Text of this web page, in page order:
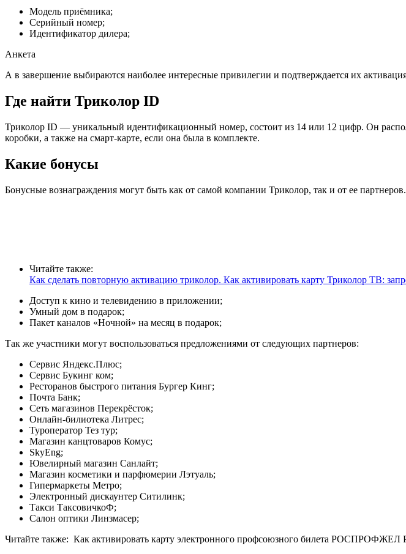
Модель приёмника;
Серийный номер;
Идентификатор дилера;
Анкета
А в завершение выбираются наиболее интересные привилегии и подтверждается их
Где найти Триколор ID
Триколор ID — уникальный идентификационный номер, состоит из 14 или 12 цифр. Он
коробки, а также на смарт-карте, если она была в комплекте.
Какие бонусы
Бонусные вознаграждения могут быть как от самой компании Триколор, так и от ее
Читайте также:
Как сделать повторную активацию триколор. Как активировать карту Триколор ТВ:
Доступ к кино и телевидению в приложении;
Умный дом в подарок;
Пакет каналов «Ночной» на месяц в подарок;
Так же участники могут воспользоваться предложениями от следующих партнеров:
Сервис Яндекс.Плюс;
Сервис Букинг ком;
Ресторанов быстрого питания Бургер Кинг;
Почта Банк;
Сеть магазинов Перекрёсток;
Онлайн-билиотека Литрес;
Туроператор Тез тур;
Магазин канцтоваров Комус;
SkyEng;
Ювелирный магазин Санлайт;
Магазин косметики и парфюмерии Лэтуаль;
Гипермаркеты Метро;
Электронный дискаунтер Ситилинк;
Такси ТаксовичкоФ;
Салон оптики Линзмасер;
Читайте также: Как активировать карту электронного профсоюзного билета